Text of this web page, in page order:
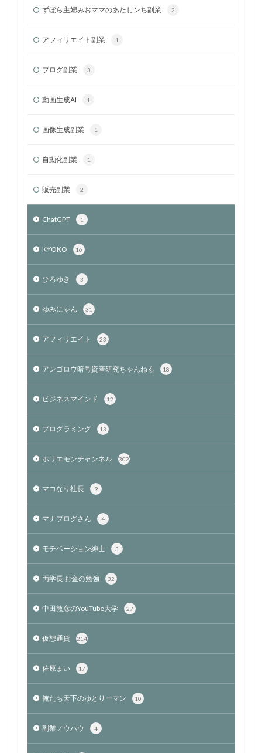
ずぼら主婦みおママのあたしンち副業 2
アフィリエイト副業 1
ブログ副業 3
動画生成AI 1
画像生成副業 1
自動化副業 1
販売副業 2
ChatGPT 1
KYOKO 16
ひろゆき 3
ゆみにゃん 31
アフィリエイト 23
アンゴロウ暗号資産研究ちゃんねる 18
ビジネスマインド 12
プログラミング 13
ホリエモンチャンネル 302
マコなり社長 9
マナブログさん 4
モチベーション紳士 3
両学長 お金の勉強 32
中田敦彦のYouTube大学 27
仮想通貨 214
佐原まい 17
俺たち天下のゆとりーマン 10
副業ノウハウ 4